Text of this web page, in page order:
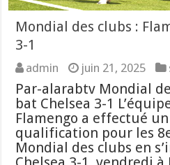
Mondial des clubs :
3-1
admin juin 21, 2025
Par-alarabtv Mondial
bat Chelsea 3-1
Flamengo a effectué
qualification pour les
Mondial des clubs en